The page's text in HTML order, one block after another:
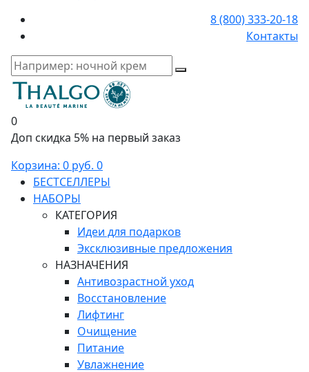
8 (800) 333-20-18
Контакты
0
Доп скидка 5% на первый заказ
Корзина: 0 руб. 0
БЕСТСЕЛЛЕРЫ
НАБОРЫ
КАТЕГОРИЯ
Идеи для подарков
Эксклюзивные предложения
НАЗНАЧЕНИЯ
Антивозрастной уход
Восстановление
Лифтинг
Очищение
Питание
Увлажнение